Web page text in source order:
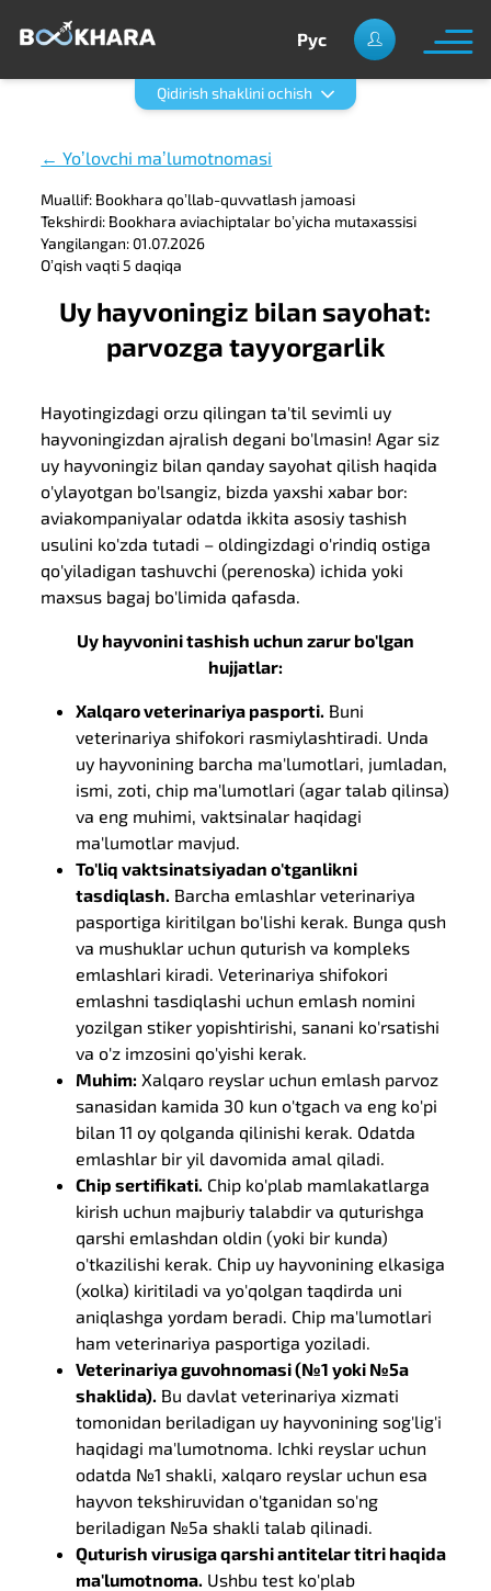
Рус
Qidirish shaklini ochish
← Yoʼlovchi maʼlumotnomasi
Muallif: Bookhara qoʼllab-quvvatlash jamoasi
Tekshirdi: Bookhara aviachiptalar boʼyicha mutaxassisi
Yangilangan: 01.07.2026
Oʼqish vaqti 5 daqiqa
Uy hayvoningiz bilan sayohat:
parvozga tayyorgarlik
Hayotingizdagi orzu qilingan ta'til sevimli uy
hayvoningizdan ajralish degani bo'lmasin! Agar siz
uy hayvoningiz bilan qanday sayohat qilish haqida
o'ylayotgan bo'lsangiz, bizda yaxshi xabar bor:
aviakompaniyalar odatda ikkita asosiy tashish
usulini ko'zda tutadi – oldingizdagi o'rindiq ostiga
qo'yiladigan tashuvchi (perenoska) ichida yoki
maxsus bagaj bo'limida qafasda.
Uy hayvonini tashish uchun zarur bo'lgan
hujjatlar:
Xalqaro veterinariya pasporti. Buni
veterinariya shifokori rasmiylashtiradi. Unda
uy hayvonining barcha ma'lumotlari, jumladan,
ismi, zoti, chip ma'lumotlari (agar talab qilinsa)
va eng muhimi, vaktsinalar haqidagi
ma'lumotlar mavjud.
To'liq vaktsinatsiyadan o'tganlikni
tasdiqlash. Barcha emlashlar veterinariya
pasportiga kiritilgan bo'lishi kerak. Bunga qush
va mushuklar uchun quturish va kompleks
emlashlari kiradi. Veterinariya shifokori
emlashni tasdiqlashi uchun emlash nomini
yozilgan stiker yopishtirishi, sanani ko'rsatishi
va o'z imzosini qo'yishi kerak.
Muhim: Xalqaro reyslar uchun emlash parvoz
sanasidan kamida 30 kun o'tgach va eng ko'pi
bilan 11 oy qolganda qilinishi kerak. Odatda
emlashlar bir yil davomida amal qiladi.
Chip sertifikati. Chip ko'plab mamlakatlarga
kirish uchun majburiy talabdir va quturishga
qarshi emlashdan oldin (yoki bir kunda)
o'tkazilishi kerak. Chip uy hayvonining elkasiga
(xolka) kiritiladi va yo'qolgan taqdirda uni
aniqlashga yordam beradi. Chip ma'lumotlari
ham veterinariya pasportiga yoziladi.
Veterinariya guvohnomasi (№1 yoki №5a
shaklida). Bu davlat veterinariya xizmati
tomonidan beriladigan uy hayvonining sog'lig'i
haqidagi ma'lumotnoma. Ichki reyslar uchun
odatda №1 shakli, xalqaro reyslar uchun esa
hayvon tekshiruvidan o'tganidan so'ng
beriladigan №5a shakli talab qilinadi.
Quturish virusiga qarshi antitelar titri haqida
ma'lumotnoma. Ushbu test ko'plab